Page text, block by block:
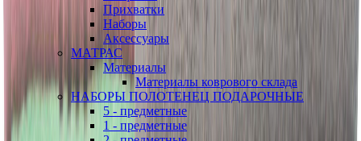
Прихватки
Наборы
Аксессуары
МАТРАС
Материалы
Материалы коврового склада
НАБОРЫ ПОЛОТЕНЕЦ ПОДАРОЧНЫЕ
5 - предметные
1 - предметные